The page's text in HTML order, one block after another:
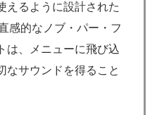
えるように設計された
感的なノブ・パー・フ
は、メニューに飛び込
なサウンドを得ること